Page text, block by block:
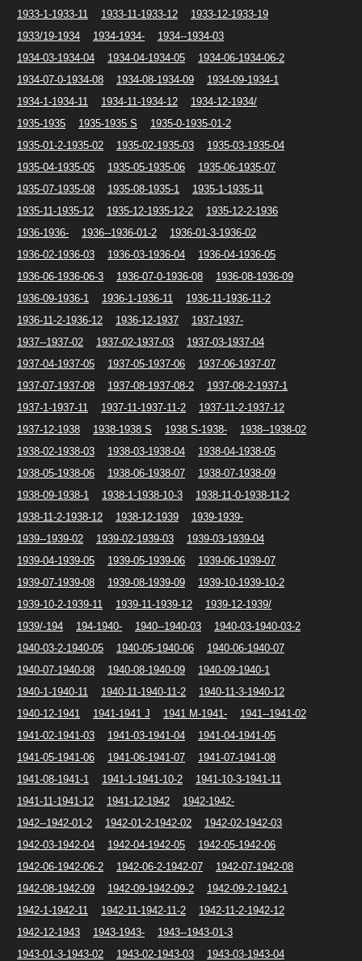
1933-1-1933-11
1933-11-1933-12
1933-12-1933-19
1933/19-1934
1934-1934-
1934--1934-03
1934-03-1934-04
1934-04-1934-05
1934-06-1934-06-2
1934-07-0-1934-08
1934-08-1934-09
1934-09-1934-1
1934-1-1934-11
1934-11-1934-12
1934-12-1934/
1935-1935
1935-1935 S
1935-0-1935-01-2
1935-01-2-1935-02
1935-02-1935-03
1935-03-1935-04
1935-04-1935-05
1935-05-1935-06
1935-06-1935-07
1935-07-1935-08
1935-08-1935-1
1935-1-1935-11
1935-11-1935-12
1935-12-1935-12-2
1935-12-2-1936
1936-1936-
1936--1936-01-2
1936-01-3-1936-02
1936-02-1936-03
1936-03-1936-04
1936-04-1936-05
1936-06-1936-06-3
1936-07-0-1936-08
1936-08-1936-09
1936-09-1936-1
1936-1-1936-11
1936-11-1936-11-2
1936-11-2-1936-12
1936-12-1937
1937-1937-
1937--1937-02
1937-02-1937-03
1937-03-1937-04
1937-04-1937-05
1937-05-1937-06
1937-06-1937-07
1937-07-1937-08
1937-08-1937-08-2
1937-08-2-1937-1
1937-1-1937-11
1937-11-1937-11-2
1937-11-2-1937-12
1937-12-1938
1938-1938 S 1938 S-1938-
1938--1938-02
1938-02-1938-03
1938-03-1938-04
1938-04-1938-05
1938-05-1938-06
1938-06-1938-07
1938-07-1938-09
1938-09-1938-1
1938-1-1938-10-3
1938-11-0-1938-11-2
1938-11-2-1938-12
1938-12-1939
1939-1939-
1939--1939-02
1939-02-1939-03
1939-03-1939-04
1939-04-1939-05
1939-05-1939-06
1939-06-1939-07
1939-07-1939-08
1939-08-1939-09
1939-10-1939-10-2
1939-10-2-1939-11
1939-11-1939-12
1939-12-1939/
1939/-194
194-1940- 1940--1940-03
1940-03-1940-03-2
1940-03-2-1940-05
1940-05-1940-06
1940-06-1940-07
1940-07-1940-08
1940-08-1940-09
1940-09-1940-1
1940-1-1940-11
1940-11-1940-11-2
1940-11-3-1940-12
1940-12-1941
1941-1941 J 1941 M-1941-
1941--1941-02
1941-02-1941-03
1941-03-1941-04
1941-04-1941-05
1941-05-1941-06
1941-06-1941-07
1941-07-1941-08
1941-08-1941-1
1941-1-1941-10-2
1941-10-3-1941-11
1941-11-1941-12
1941-12-1942
1942-1942-
1942--1942-01-2
1942-01-2-1942-02
1942-02-1942-03
1942-03-1942-04
1942-04-1942-05
1942-05-1942-06
1942-06-1942-06-2
1942-06-2-1942-07
1942-07-1942-08
1942-08-1942-09
1942-09-1942-09-2
1942-09-2-1942-1
1942-1-1942-11
1942-11-1942-11-2
1942-11-2-1942-12
1942-12-1943
1943-1943-
1943--1943-01-3
1943-01-3-1943-02
1943-02-1943-03
1943-03-1943-04